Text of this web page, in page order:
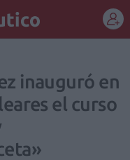
inauguró en
el curso